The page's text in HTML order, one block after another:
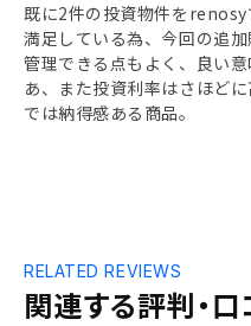
既に2件の投資物件を
満足している為、今回の追
管理できる点もよく、良い
あ、また投資利率はさほど
では納得感ある商品。
関連する評判・口
RELATED REVIEWS